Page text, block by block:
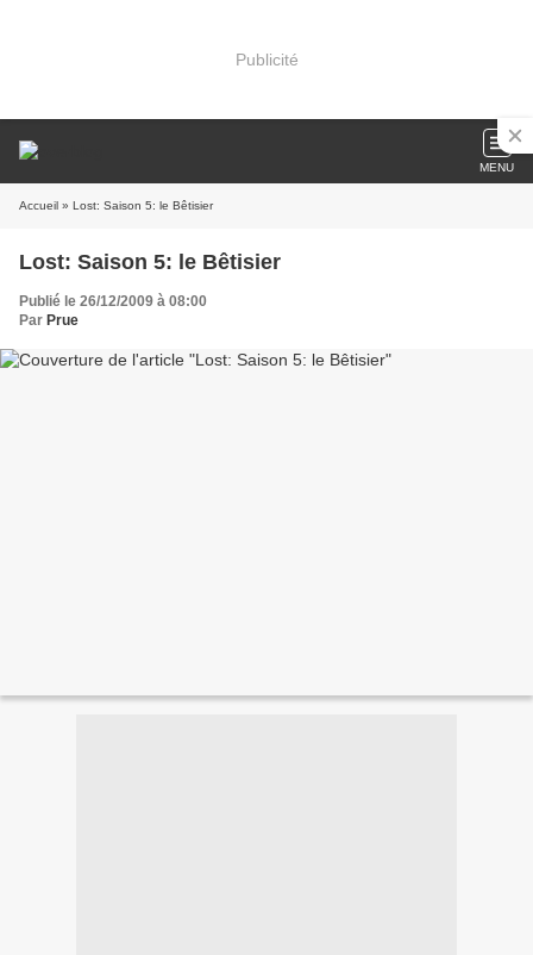
Publicité
MENU
Accueil » Lost: Saison 5: le Bêtisier
Lost: Saison 5: le Bêtisier
Publié le 26/12/2009 à 08:00
Par Prue